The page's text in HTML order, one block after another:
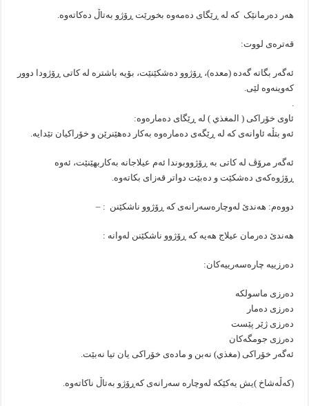
هەر دەرمانێک کە لە ڕێگای دەمەوە بخورێت ڕۆژو بەتاڵ دەکاتەوە.
قەترەی لووت:
ئەگەر بگاتە گەدە (معدە)، ڕۆژوو دەشکێنێت، بۆیە باشترە لە کاتی ڕۆژودا دوور
کەوینەوە لێی.
.
ئاوی خۆراکی ( المغذي ) لە ڕێگای دەمارەوە:
ئەو بتڵە ئاوانەی کە لە ڕێگەی دەمارەوە بەکار دەهێنرێن و خۆراکیان تێدایە.
ئەگەر مرۆڤ لە کاتی بە ڕۆژووبوندا ئەم عیلاجانە بەکاربهێنێت، ئەوە
ڕۆژوەکەی دەشکێت و دەبێت دواتر قەزای بکاتەوە.
دووەم: هەندێ لەوچارەسەرانەی کە ڕۆژوو ناشکێنن : –
هەندێ دەرمان عیلاج هەیە کە ڕۆژوو ناشکێنن لەوانە :
دەرزییە چارەسەرییەکان:
دەرزی ماسولكە
دەرزى دەمار
دەرزی ژێر پێست
دەرزی جومگەکان
ئەگەر خۆراکی (مغذي) نەبن و مادەی خۆراکی یان تیا نەبێت.
(کەڵەشاخ )یش یەکێکە لەوچارە سەرانەی کەڕۆژو بەتاڵ ناکاتەوە.